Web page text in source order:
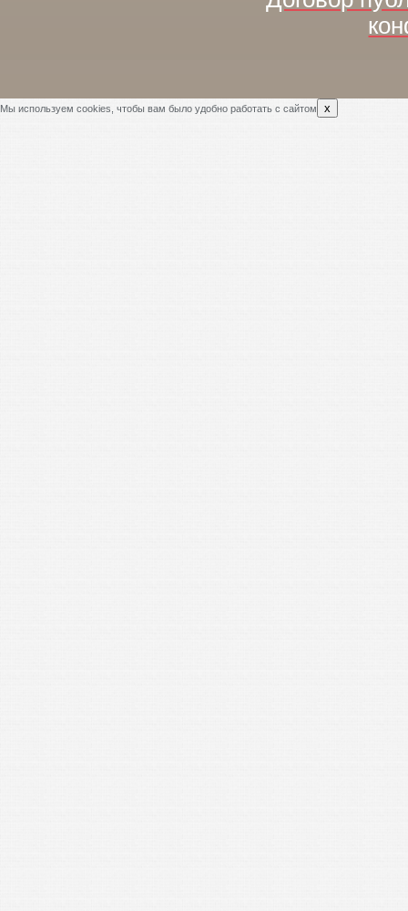
Мы используем cookies, чтобы вам было удобно работать с сайтом x